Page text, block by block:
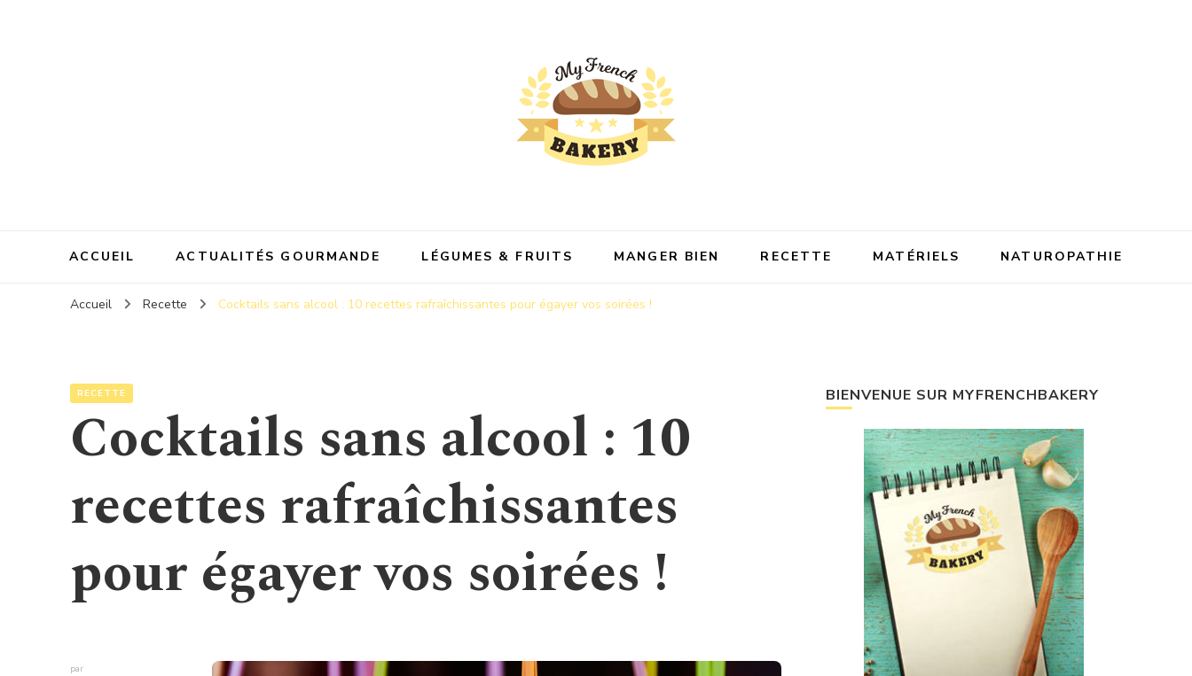
ACCUEIL ACTUALITÉS GOURMANDE LÉGUMES & FRUITS MANGER BIEN RECETTE MATÉRIELS NATUROPATHIE
Accueil Recette Cocktails sans alcool : 10 recettes rafraîchissantes pour égayer vos soirées !
RECETTE
Cocktails sans alcool : 10
recettes rafraîchissantes
pour égayer vos soirées !
par
BIENVENUE SUR MYFRENCHBAKERY